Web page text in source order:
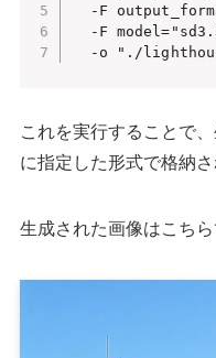
-F
-F
-o "./
これを実行することで
に指定した形式で格納さ
生成された画像はこちら